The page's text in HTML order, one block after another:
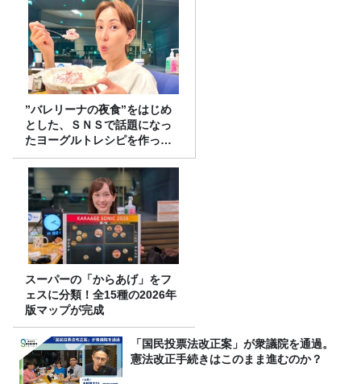
”バレリーナの夜食”をはじめ
とした、ＳＮＳで話題になっ
たヨーグルトレシピを作って
みた！
スーパーの「からあげ」をフ
ェスに分類！全15種の2026年
版マップが完成
「国民投票法改正案」が衆議院を通過。
憲法改正手続きはこのまま進むのか？